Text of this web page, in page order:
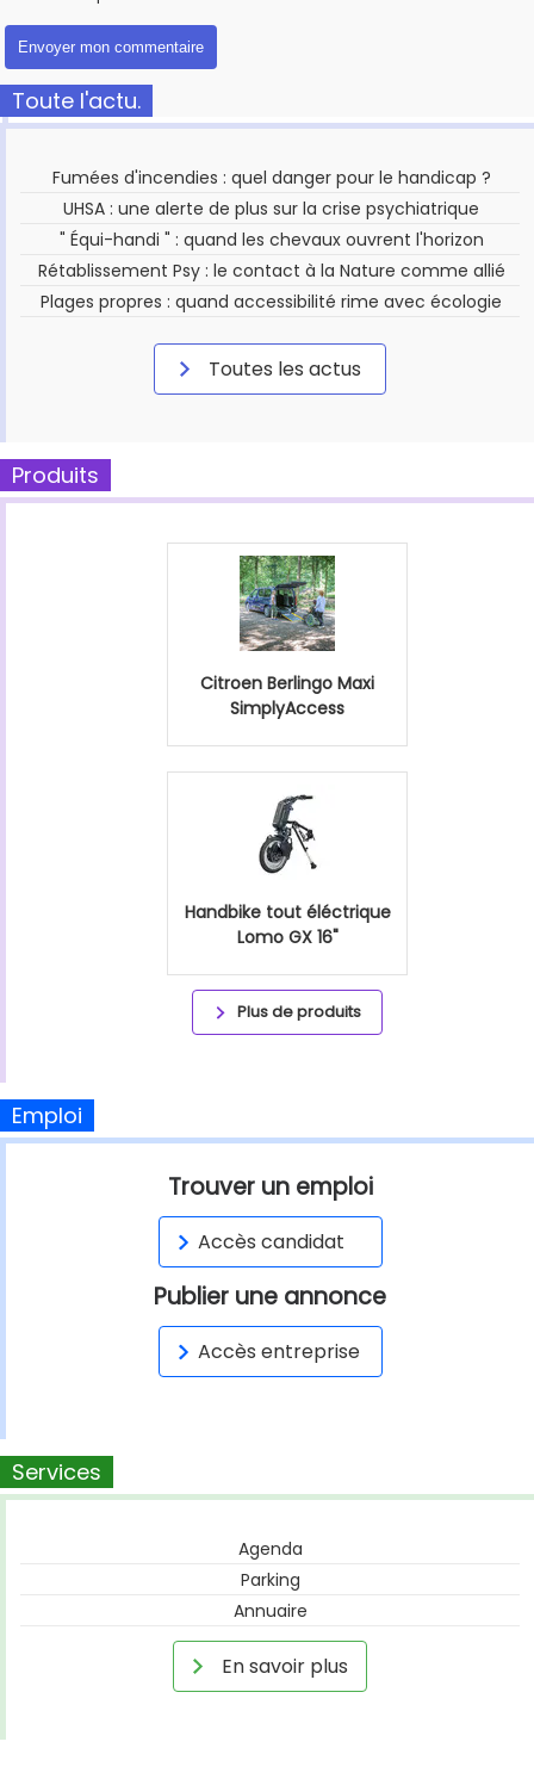
Toute l'actu.
Fumées d'incendies : quel danger pour le handicap ?
UHSA : une alerte de plus sur la crise psychiatrique
" Équi-handi " : quand les chevaux ouvrent l'horizon
Rétablissement Psy : le contact à la Nature comme allié
Plages propres : quand accessibilité rime avec écologie
Toutes les actus
Produits
Citroen Berlingo Maxi
SimplyAccess
Handbike tout éléctrique
Lomo GX 16"
Plus de produits
Emploi
Trouver un emploi
Accès candidat
Publier une annonce
Accès entreprise
Services
Agenda
Parking
Annuaire
En savoir plus